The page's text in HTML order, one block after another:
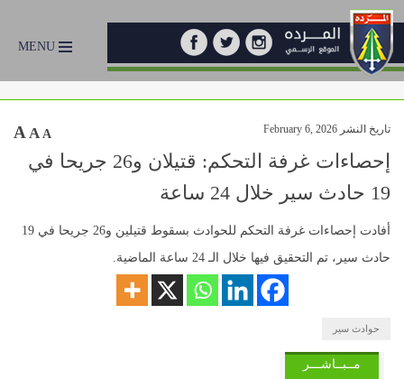
MENU
تاريخ النشر February 6, 2026 A A A
إحصاءات غرفة التحكم: قتيلان و26 جريحا في
19 حادث سير خلال 24 ساعة
أفادت إحصاءات غرفة التحكم للحوادث بسقوط قتيلين و26 جريحا في 19
حادث سير، تم التحقيق فيها خلال الـ 24 ساعة الماضية.
حوادث سير
مــبــاشـــر